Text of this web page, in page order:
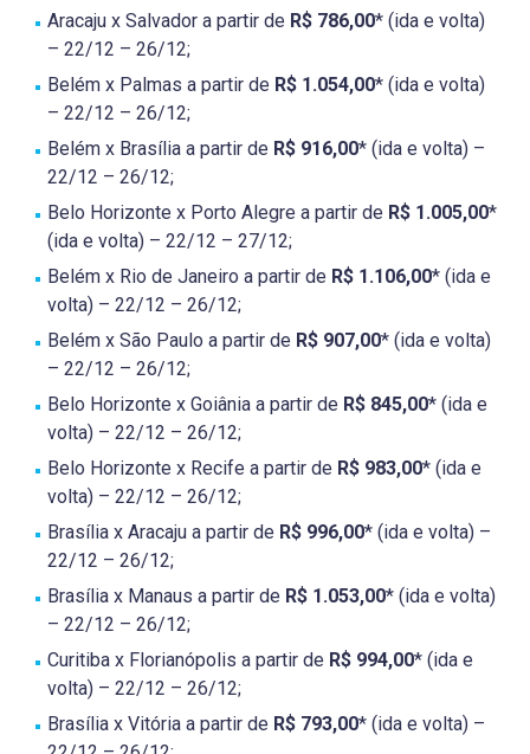
Aracaju x Salvador a partir de R$ 786,00* (ida e volta)
– 22/12 – 26/12;
Belém x Palmas a partir de R$ 1.054,00* (ida e volta)
– 22/12 – 26/12;
Belém x Brasília a partir de R$ 916,00* (ida e volta) –
22/12 – 26/12;
Belo Horizonte x Porto Alegre a partir de R$ 1.005,00*
(ida e volta) – 22/12 – 27/12;
Belém x Rio de Janeiro a partir de R$ 1.106,00* (ida e
volta) – 22/12 – 26/12;
Belém x São Paulo a partir de R$ 907,00* (ida e volta)
– 22/12 – 26/12;
Belo Horizonte x Goiânia a partir de R$ 845,00* (ida e
volta) – 22/12 – 26/12;
Belo Horizonte x Recife a partir de R$ 983,00* (ida e
volta) – 22/12 – 26/12;
Brasília x Aracaju a partir de R$ 996,00* (ida e volta) –
22/12 – 26/12;
Brasília x Manaus a partir de R$ 1.053,00* (ida e volta)
– 22/12 – 26/12;
Curitiba x Florianópolis a partir de R$ 994,00* (ida e
volta) – 22/12 – 26/12;
Brasília x Vitória a partir de R$ 793,00* (ida e volta) –